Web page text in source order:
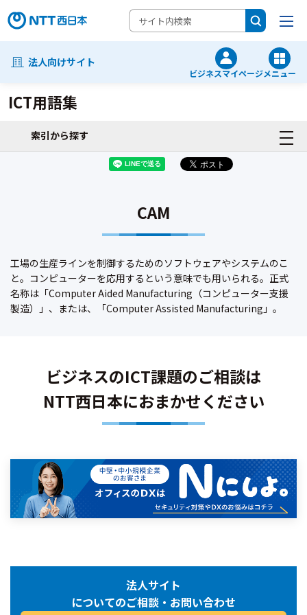
法人向けサイト
ビジネスマイページメニュー
ICT用語集
索引から探す
CAM
工場の生産ラインを制御するためのソフトウェアやシステムのこ
と。コンピューターを応用するという意味でも用いられる。正式
名称は「Computer Aided Manufacturing（コンピューター支援
製造）」、または、「Computer Assisted Manufacturing」。
ビジネスのICT課題のご相談は
NTT西日本におまかせください
法人サイト
についてのご相談・お問い合わせ